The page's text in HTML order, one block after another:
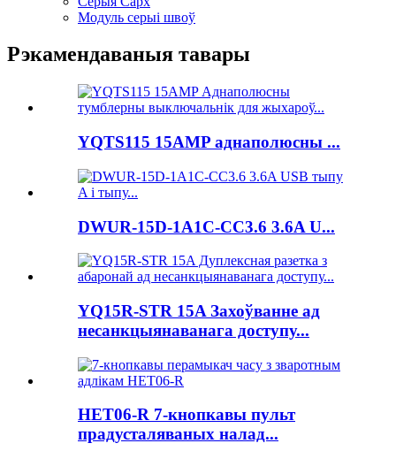
Модуль серыі швоў
Рэкамендаваныя тавары
YQTS115 15AMP аднаполюсны ...
DWUR-15D-1A1C-CC3.6 3.6A U...
YQ15R-STR 15A Захоўванне ад
несанкцыянаванага доступу...
HET06-R 7-кнопкавы пульт
прадусталяваных налад...